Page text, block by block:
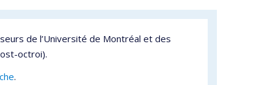
de l’Université de Montréal et des
octroi).
.